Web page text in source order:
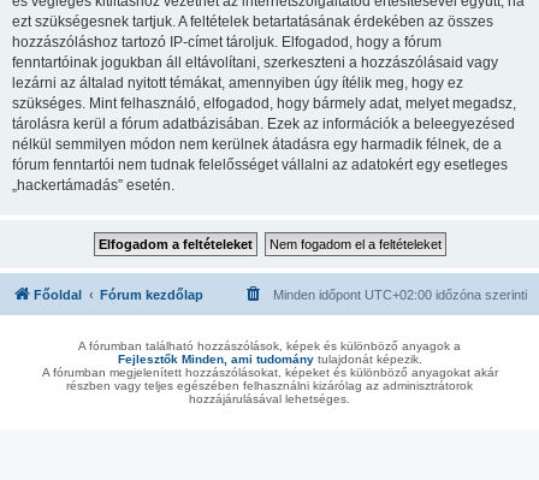
ezt szükségesnek tartjuk. A feltételek betartatásának érdekében az összes
hozzászóláshoz tartozó IP-címet tároljuk. Elfogadod, hogy a fórum
fenntartóinak jogukban áll eltávolítani, szerkeszteni a hozzászólásaid vagy
lezárni az általad nyitott témákat, amennyiben úgy ítélik meg, hogy ez
szükséges. Mint felhasználó, elfogadod, hogy bármely adat, melyet megadsz,
tárolásra kerül a fórum adatbázisában. Ezek az információk a beleegyezésed
nélkül semmilyen módon nem kerülnek átadásra egy harmadik félnek, de a
fórum fenntartói nem tudnak felelősséget vállalni az adatokért egy esetleges
„hackertámadás” esetén.
Főoldal Fórum kezdőlap Minden időpont UTC+02:00 időzóna szerinti
A fórumban található hozzászólások, képek és különböző anyagok a
Fejlesztők Minden, ami tudománytulajdonát képezik.
A fórumban megjelenített hozzászólásokat, képeket és különböző anyagokat akár
részben vagy teljes egészében felhasználni kizárólag az adminisztrátorok
hozzájárulásával lehetséges.